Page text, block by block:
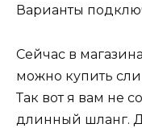
Варианты
Сейчас в
можно купить
Так вот я вам не
длинный шланг.